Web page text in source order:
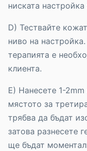
ниската
D) Тествайте
ниво на
терапията е
клиента.
E) Нанесете 1-
мястото за
трябва да бъдат
затова разнесете
ще бъдат